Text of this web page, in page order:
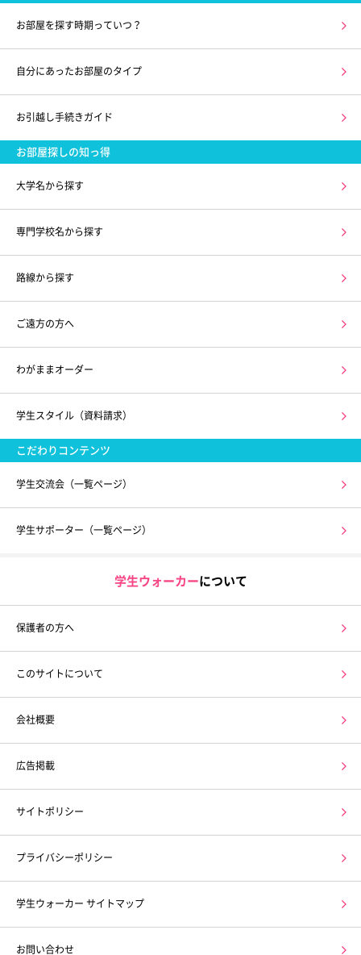
お部屋を探す時期っていつ？
自分にあったお部屋のタイプ
お引越し手続きガイド
お部屋探しの知っ得
大学名から探す
専門学校名から探す
路線から探す
ご遠方の方へ
わがままオーダー
学生スタイル（資料請求）
こだわりコンテンツ
学生交流会（一覧ページ）
学生サポーター（一覧ページ）
学生ウォーカーについて
保護者の方へ
このサイトについて
会社概要
広告掲載
サイトポリシー
プライバシーポリシー
学生ウォーカー サイトマップ
お問い合わせ